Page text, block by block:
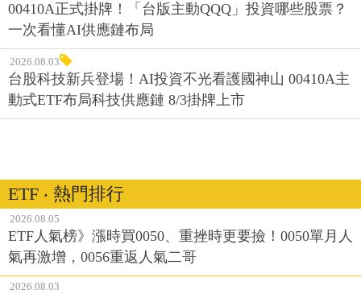
00410A正式掛牌！「台版主動QQQ」投資哪些股票？
一次看懂AI供應鏈布局
2026.08.03
台股科技新兵登場！AI投資不光看護國神山 00410A主
動式ETF布局科技供應鏈 8/3掛牌上市
ETF ‧ 熱門排行
2026.08.05
ETF人氣榜》漲時買0050、重挫時更要撿！0050單月人
氣再激增，0056重返人氣二哥
2026.08.03